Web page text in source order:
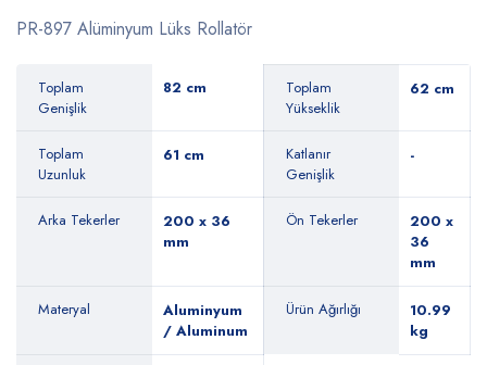
PR-897 Alüminyum Lüks Rollatör
Toplam
Genişlik
82 cm
Toplam
Yükseklik
62 cm
Toplam
Uzunluk
61 cm
Katlanır
Genişlik
-
Arka Tekerler
200 x 36
mm
Ön Tekerler
200 x
36
mm
Materyal
Aluminyum
/ Aluminum
Ürün Ağırlığı
10.99
kg